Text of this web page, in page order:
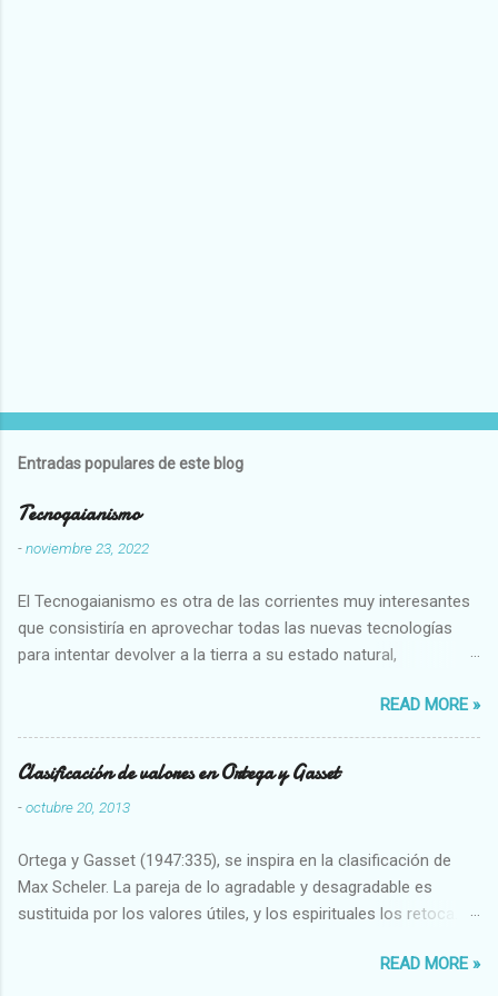
Entradas populares de este blog
Tecnogaianismo
-noviembre 23, 2022
El Tecnogaianismo es otra de las corrientes muy interesantes
que consistiría en aprovechar todas las nuevas tecnologías
para intentar devolver a la tierra a su estado natural,
READ MORE »
Clasificación de valores en Ortega y Gasset
-octubre 20, 2013
Ortega y Gasset (1947:335), se inspira en la clasificación de
Max Scheler. La pareja de lo agradable y desagradable es
sustituida por los valores útiles, y los espirituales los retoca.
Abundante-Escaso,etc 2 VITALES Sano-Enfermo Selecto-
READ MORE »